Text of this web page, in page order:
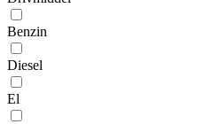
Benzin
Diesel
El